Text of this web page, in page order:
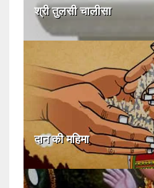
श्री तुलसी चालीसा
दान की महिमा